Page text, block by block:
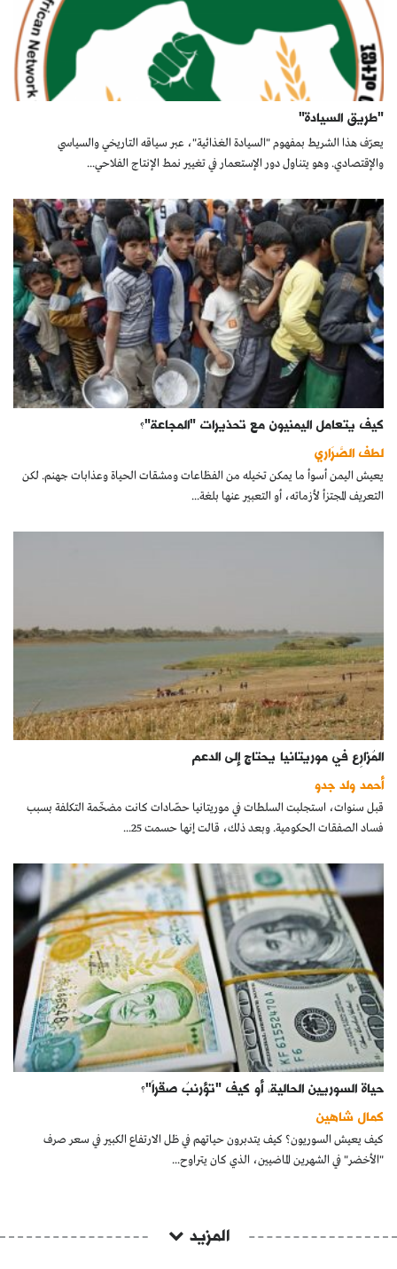
"طريق السيادة"
يعرّف هذا الشريط بمفهوم "السيادة الغذائية"، عبر سياقه التاريخي والسياسي
والإقتصادي. وهو يتناول دور الإستعمار في تغيير نمط الإنتاج الفلاحي...
كيف يتعامل اليمنيون مع تحذيرات "المجاعة"؟
لطف الصَّرَاري
يعيش اليمن أسوأ ما يمكن تخيله من الفظاعات ومشقات الحياة وعذابات جهنم. لكن
التعريف المجتزأ لأزماته، أو التعبير عنها بلغة...
المُزارِع في موريتانيا يحتاج إلى الدعم
أحمد ولد جدو
قبل سنوات، استجلبت السلطات في موريتانيا حصّادات كانت مضخّمة التكلفة بسبب
فساد الصفقات الحكومية. وبعد ذلك، قالت إنها حسمت 25...
حياة السوريين الحالية، أو كيف "تؤرنبُ صقراً"؟
كمال شاهين
كيف يعيش السوريون؟ كيف يتدبرون حياتهم في ظل الارتفاع الكبير في سعر صرف
"اﻷخضر" في الشهرين الماضيين، الذي كان يتراوح...
المزيد